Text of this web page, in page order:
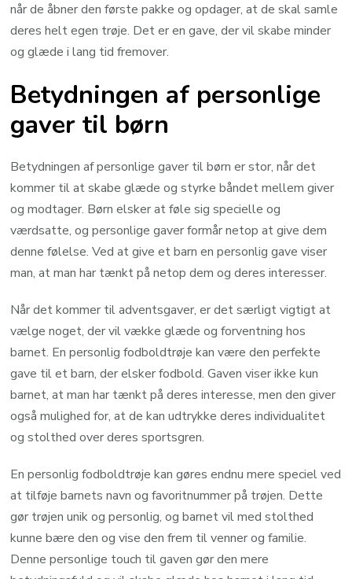
når de åbner den første pakke og opdager, at de skal samle
deres helt egen trøje. Det er en gave, der vil skabe minder
og glæde i lang tid fremover.
Betydningen af personlige
gaver til børn
Betydningen af personlige gaver til børn er stor, når det
kommer til at skabe glæde og styrke båndet mellem giver
og modtager. Børn elsker at føle sig specielle og
værdsatte, og personlige gaver formår netop at give dem
denne følelse. Ved at give et barn en personlig gave viser
man, at man har tænkt på netop dem og deres interesser.
Når det kommer til adventsgaver, er det særligt vigtigt at
vælge noget, der vil vække glæde og forventning hos
barnet. En personlig fodboldtrøje kan være den perfekte
gave til et barn, der elsker fodbold. Gaven viser ikke kun
barnet, at man har tænkt på deres interesse, men den giver
også mulighed for, at de kan udtrykke deres individualitet
og stolthed over deres sportsgren.
En personlig fodboldtrøje kan gøres endnu mere speciel ved
at tilføje barnets navn og favoritnummer på trøjen. Dette
gør trøjen unik og personlig, og barnet vil med stolthed
kunne bære den og vise den frem til venner og familie.
Denne personlige touch til gaven gør den mere